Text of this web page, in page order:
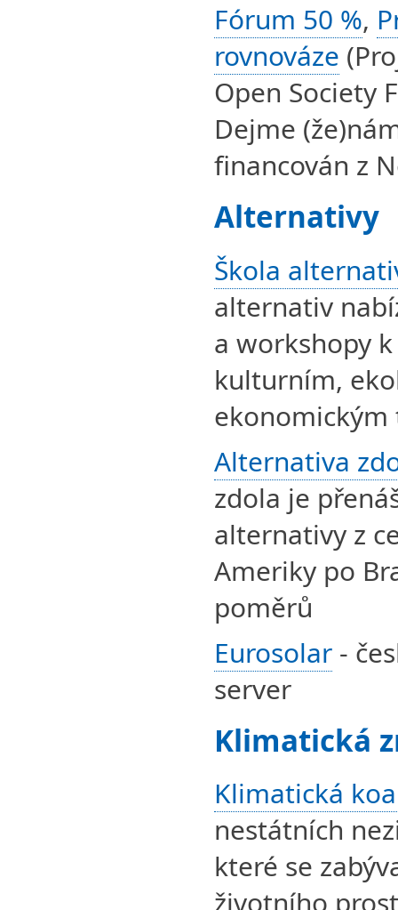
Fórum 50 %,
rovnováze
Open Society
Dejme
financován z
Alternativy
Škola
alternativ
a workshopy
kulturním,
Alternativa
zdola je
alternativy z
Ameriky po
poměrů
Eurosolar -
server
Klimatická
Klimatická
nestátních
které se